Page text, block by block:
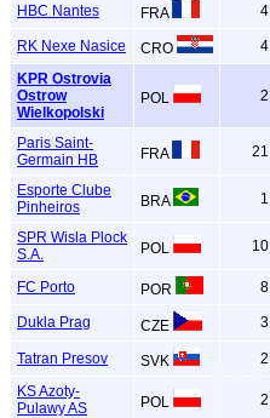
HBC Nantes FRA 4
RK Nexe Nasice CRO 4
KPR Ostrovia
Ostrow
Wielkopolski
POL 2
Paris Saint-
Germain HB
FRA 21
Esporte Clube
Pinheiros
BRA 1
SPR Wisla Plock
S.A.
POL 10
FC Porto POR 8
Dukla Prag CZE 3
Tatran Presov SVK 2
KS Azoty-
Pulawy AS
POL 2